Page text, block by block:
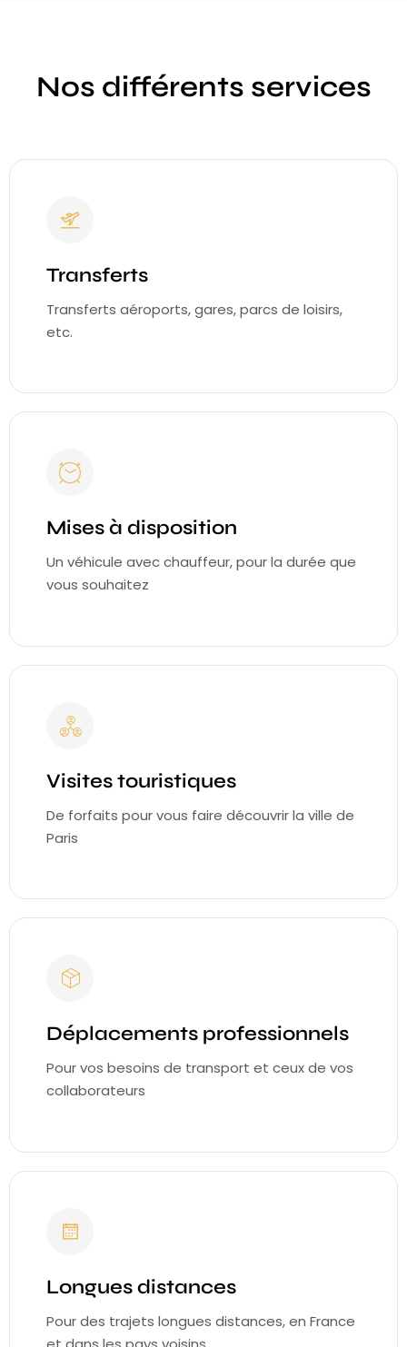
Nos différents services
Transferts
Transferts aéroports, gares, parcs de loisirs,
etc.
Mises à disposition
Un véhicule avec chauffeur, pour la durée que
vous souhaitez
Visites touristiques
De forfaits pour vous faire découvrir la ville de
Paris
Déplacements professionnels
Pour vos besoins de transport et ceux de vos
collaborateurs
Longues distances
Pour des trajets longues distances, en France